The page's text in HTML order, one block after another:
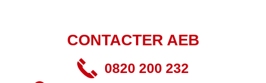
CONTACTER AEB
0820 200 232